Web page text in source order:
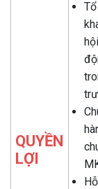
QUYỀN
LỢI